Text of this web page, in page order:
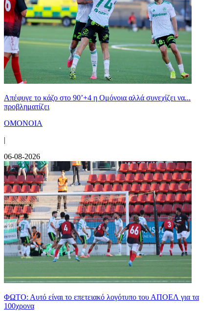
Απέφυγε το κάζο στο 90’+4 η Ομόνοια αλλά συνεχίζει να...
προβληματίζει
ΟΜΟΝΟΙΑ
|
06-08-2026
ΦΩΤΟ: Αυτό είναι το επετειακό λογότυπο του ΑΠΟΕΛ για τα
100χρονα